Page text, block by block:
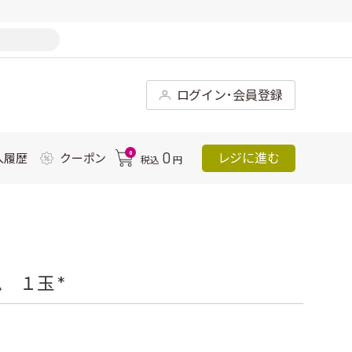
ログイン･会員登録
履歴 クーポン 0
税込 0 円 レジに進む
１玉 *